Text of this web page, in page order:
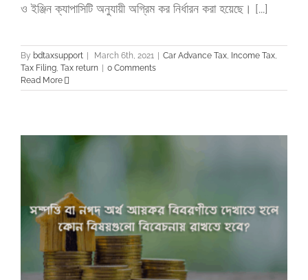
ও ইঞ্জিন ক্যাপাসিটি অনুযায়ী অগ্রিম কর নির্ধারন করা হয়েছে। [...]
By bdtaxsupport | March 6th, 2021 | Car Advance Tax Income Tax
Tax Filing Tax return | 0 Comments
Read More